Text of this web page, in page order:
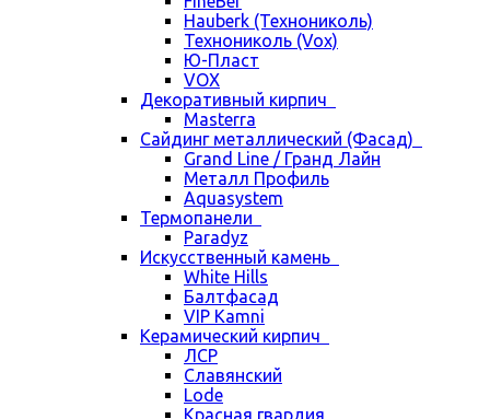
Hauberk (Технониколь)
Технониколь (Vox)
Ю-Пласт
VOX
Декоративный кирпич
Masterra
Сайдинг металлический (Фасад)
Grand Line / Гранд Лайн
Металл Профиль
Aquasystem
Термопанели
Paradyz
Искусственный камень
White Hills
Балтфасад
VIP Kamni
Керамический кирпич
ЛСР
Славянский
Lode
Красная гвардия